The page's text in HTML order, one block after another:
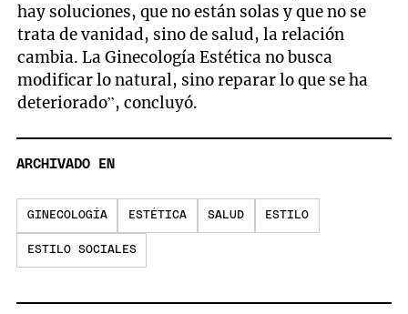
hay soluciones, que no están solas y que no se
trata de vanidad, sino de salud, la relación
cambia. La Ginecología Estética no busca
modificar lo natural, sino reparar lo que se ha
deteriorado”, concluyó.
ARCHIVADO EN
GINECOLOGÍA ESTÉTICA SALUD ESTILO
ESTILO SOCIALES